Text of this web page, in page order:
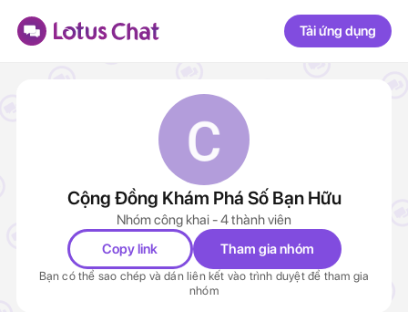
Tải ứng dụng
Cộng Đồng Khám Phá Số Bạn Hữu
Nhóm công khai - 4 thành viên
Copy link
Tham gia nhóm
Bạn có thể sao chép và dán liên kết vào trình duyệt để tham gia
nhóm